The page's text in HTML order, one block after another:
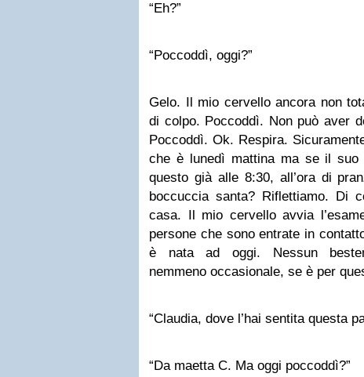
“Eh?”
“Poccoddì, oggi?”
Gelo. Il mio cervello ancora non
di colpo. Poccoddì. Non può aver
Poccoddì. Ok. Respira.
che è lunedì mattina ma se il suo
questo già alle 8:30, all’ora di
boccuccia santa? Riflettiamo. Di
casa. Il mio cervello avvia
persone che sono entrate in
è nata ad oggi. Nessun
nemmeno occasionale, se è per
“Claudia, dove l’hai sentita questa
“Da maetta C. Ma oggi poccoddì?”